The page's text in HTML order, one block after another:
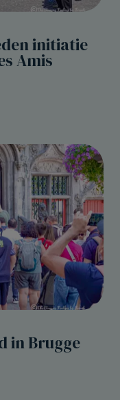
initiatie
Amis
in Brugge